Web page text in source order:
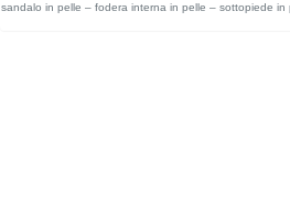
sandalo in pelle – fodera interna in pelle – sottopiede in